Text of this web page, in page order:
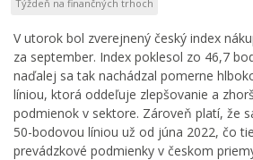
Týždeň na finančných trhoch
V utorok bol zverejnený český index
za september. Index poklesol zo 46,7
naďalej sa tak nachádzal pomerne
líniou, ktorá oddeľuje zlepšovanie a
podmienok v sektore. Zároveň platí, že
50-bodovou líniou už od júna 2022, čo
prevádzkové podmienky v českom